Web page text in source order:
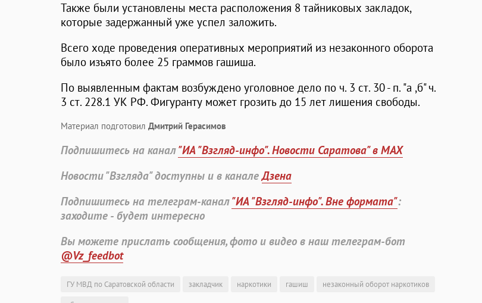
Также были установлены места расположения 8 тайниковых закладок,
которые задержанный уже успел заложить.
Всего ходе проведения оперативных мероприятий из незаконного оборота
было изъято более 25 граммов гашиша.
По выявленным фактам возбуждено уголовное дело по ч. 3 ст. 30 - п. "а ,б" ч.
3 ст. 228.1 УК РФ. Фигуранту может грозить до 15 лет лишения свободы.
Материал подготовил Дмитрий Герасимов
Подпишитесь на канал"ИА "Взгляд-инфо". Новости Саратова" в MAX
Новости "Взгляда" доступны и в каналеДзена
Подпишитесь на телеграм-канал"ИА "Взгляд-инфо". Вне формата":
заходите - будет интересно
Вы можете прислать сообщения, фото и видео в наш телеграм-бот
@Vz_feedbot
ГУ МВД по Саратовской области закладчик наркотики гашиш
незаконный оборот наркотиков